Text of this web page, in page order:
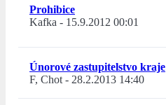
Prohibice
Kafka - 15.9.2012 00:01
Únorové zastupitelstvo kraje
F, Chot- 28.2.2013 14:40